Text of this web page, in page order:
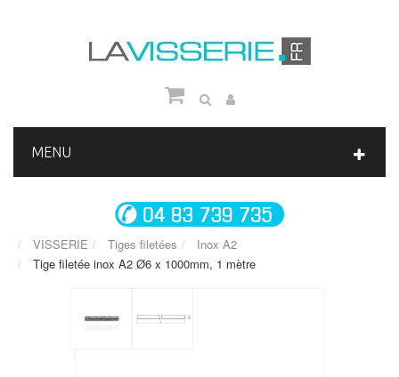
MENU
VISSERIE Tiges filetées
Inox A2
Tige filetée inox A2 Ø6 x 1000mm, 1 mètre